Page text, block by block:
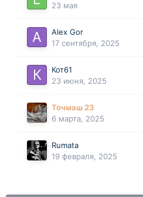
23 мая
Alex Gor
17 сентября, 2025
Кот61
23 июня, 2025
Точмаш 23
6 марта, 2025
Rumata
19 февраля, 2025